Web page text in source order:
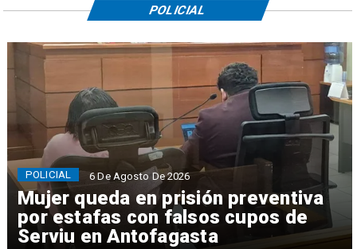
Mujer queda en prisión preventiva
por estafas con falsos cupos de
Serviu en Antofagasta
POLICIAL 6 De Agosto De 2026
POLICIAL